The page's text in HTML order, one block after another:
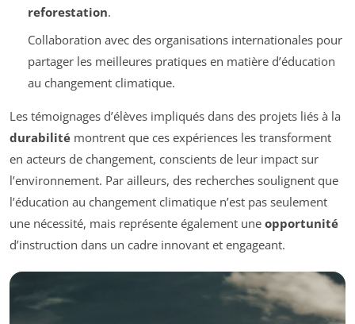
reforestation.
Collaboration avec des organisations internationales pour
partager les meilleures pratiques en matière d’éducation
au changement climatique.
Les témoignages d’élèves impliqués dans des projets liés à la
durabilité montrent que ces expériences les transforment
en acteurs de changement, conscients de leur impact sur
l’environnement. Par ailleurs, des recherches soulignent que
l’éducation au changement climatique n’est pas seulement
une nécessité, mais représente également une opportunité
d’instruction dans un cadre innovant et engageant.